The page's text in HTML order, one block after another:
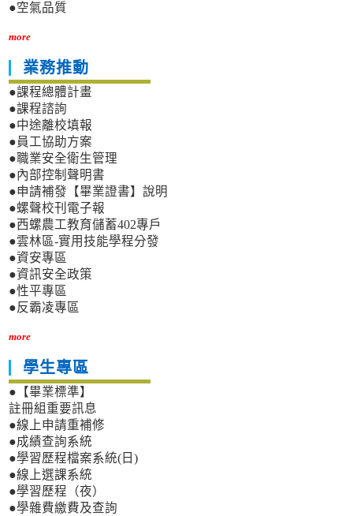
●空氣品質
more
業務推動
●課程總體計畫
●課程諮詢
●中途離校填報
●員工協助方案
●職業安全衛生管理
●內部控制聲明書
●申請補發【畢業證書】說明
●螺聲校刊電子報
●西螺農工教育儲蓄402專戶
●雲林區-實用技能學程分發
●資安專區
●資訊安全政策
●性平專區
●反霸凌專區
more
學生專區
●【畢業標準】
註冊組重要訊息
●線上申請重補修
●成績查詢系統
●學習歷程檔案系統(日)
●線上選課系統
●學習歷程（夜）
●學雜費繳費及查詢